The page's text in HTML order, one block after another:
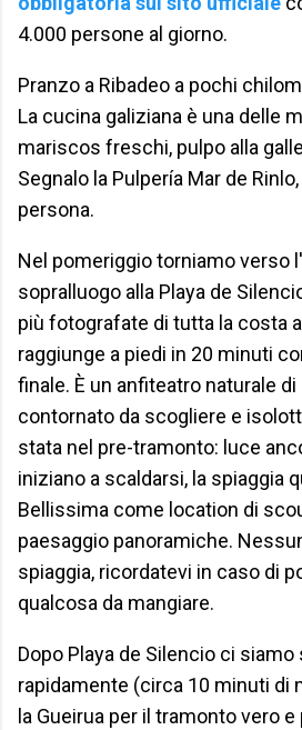
4.000 persone al giorno.
Pranzo a Ribadeo a pochi
La cucina galiziana è una delle
mariscos freschi, pulpo alla
Segnalo la Pulpería Mar de
persona.
Nel pomeriggio torniamo verso
sopralluogo alla Playa de
più fotografate di tutta la costa
raggiunge a piedi in 20 minuti
finale. È un anfiteatro naturale
contornato da scogliere e
stata nel pre-tramonto: luce
iniziano a scaldarsi, la spiaggia
Bellissima come location di
paesaggio panoramiche.
spiaggia, ricordatevi in caso di
qualcosa da mangiare.
Dopo Playa de Silencio ci
rapidamente (circa 10 minuti di
la Gueirua per il tramonto vero